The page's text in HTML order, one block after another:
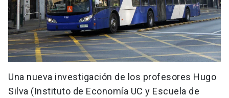
Una nueva investigación de los profesores Hugo
Silva (Instituto de Economía UC y Escuela de